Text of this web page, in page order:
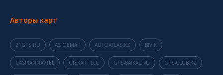
Авторы карт
21GPS.RU AS OEMAP AUTOATLAS.KZ BIVIK
CASPIANNAVTEL GISKART LLC GPS-BAIKAL.RU GPS-CLUB.KZ